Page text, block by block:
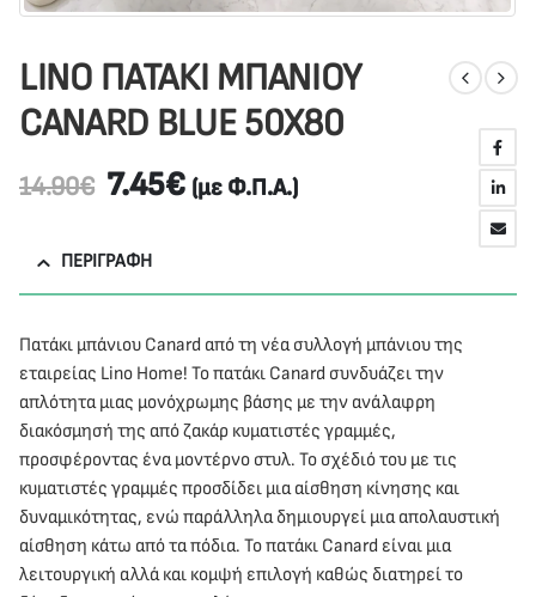
LINO ΠΑΤΑΚΙ ΜΠΑΝΙΟΥ
CANARD BLUE 50X80
14.90€ 7.45€ (με Φ.Π.Α.)
ΠΕΡΙΓΡΑΦΉ
Πατάκι μπάνιου Canard από τη νέα συλλογή μπάνιου της
εταιρείας Lino Home! Το πατάκι Canard συνδυάζει την
απλότητα μιας μονόχρωμης βάσης με την ανάλαφρη
διακόσμησή της από ζακάρ κυματιστές γραμμές,
προσφέροντας ένα μοντέρνο στυλ. Το σχέδιό του με τις
κυματιστές γραμμές προσδίδει μια αίσθηση κίνησης και
δυναμικότητας, ενώ παράλληλα δημιουργεί μια απολαυστική
αίσθηση κάτω από τα πόδια. Το πατάκι Canard είναι μια
λειτουργική αλλά και κομψή επιλογή καθώς διατηρεί το